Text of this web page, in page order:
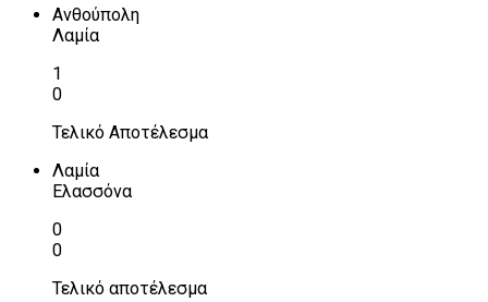
Ανθούπολη
Λαμία
1
0
Τελικό Αποτέλεσμα
Λαμία
Ελασσόνα
0
0
Τελικό αποτέλεσμα